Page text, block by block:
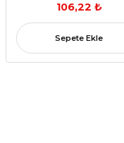
106,22 ₺
Sepete Ekle